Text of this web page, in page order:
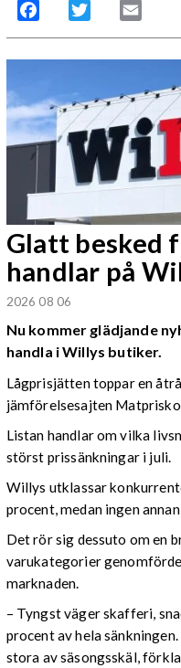
Facebook Twitter
Glatt besked
handlar på
2026 08 06
Nu kommer glädjande
handla i Willys butiker.
Lågprisjätten toppar en
jämförelsesajten
Listan handlar om vilka
störst prissänkningar i juli.
Willys utklassar
procent, medan ingen
Det rör sig dessuto om en
varukategorier
marknaden.
– Tyngst väger skafferi,
procent av hela
stora av säsongsskäl,